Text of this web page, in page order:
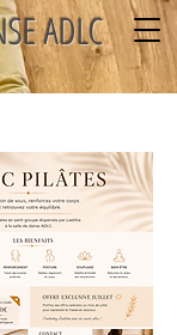
ADLC